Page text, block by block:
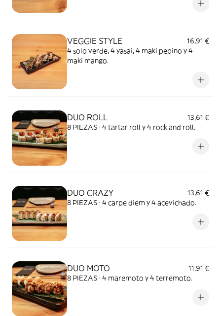
VEGGIE STYLE
16,91 €
4 solo verde, 4 yasai, 4 maki pepino y 4
maki mango.
DUO ROLL
13,61 €
8 PIEZAS · 4 tartar roll y 4 rock and roll.
DUO CRAZY
13,61 €
8 PIEZAS · 4 carpe diem y 4 acevichado.
DUO MOTO
11,91 €
8 PIEZAS · 4 maremoto y 4 terremoto.